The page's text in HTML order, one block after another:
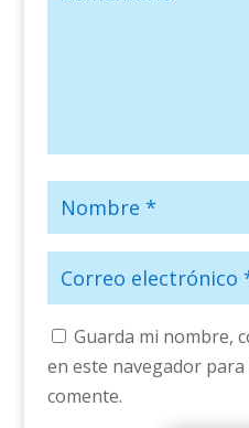
Guarda mi nombre,
en este navegador
comente.